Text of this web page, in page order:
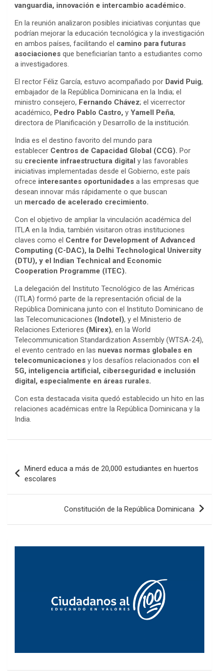
vanguardia, innovación e intercambio académico.
En la reunión analizaron posibles iniciativas conjuntas que
podrían mejorar la educación tecnológica y la investigación
en ambos países, facilitando el camino para futuras
asociaciones que beneficiarían tanto a estudiantes como
a investigadores.
El rector Féliz García, estuvo acompañado por David Puig,
embajador de la República Dominicana en la India; el
ministro consejero, Fernando Chávez; el vicerrector
académico, Pedro Pablo Castro, y Yamell Peña,
directora de Planificación y Desarrollo de la institución.
India es el destino favorito del mundo para
establecer Centros de Capacidad Global (CCG). Por
su creciente infraestructura digital y las favorables
iniciativas implementadas desde el Gobierno, este país
ofrece interesantes oportunidades a las empresas que
desean innovar más rápidamente o que buscan
un mercado de acelerado crecimiento.
Con el objetivo de ampliar la vinculación académica del
ITLA en la India, también visitaron otras instituciones
claves como el Centre for Development of Advanced
Computing (C-DAC), la Delhi Technological University
(DTU), y el Indian Technical and Economic
Cooperation Programme (ITEC).
La delegación del Instituto Tecnológico de las Américas
(ITLA) formó parte de la representación oficial de la
República Dominicana junto con el Instituto Dominicano de
las Telecomunicaciones (Indotel), y el Ministerio de
Relaciones Exteriores (Mirex), en la World
Telecommunication Standardization Assembly (WTSA-24),
el evento centrado en las nuevas normas globales en
telecomunicaciones y los desafíos relacionados con el
5G, inteligencia artificial, ciberseguridad e inclusión
digital, especialmente en áreas rurales.
Con esta destacada visita quedó establecido un hito en las
relaciones académicas entre la República Dominicana y la
India.
de
entradas
Minerd educa a más de 20,000 estudiantes en huertos
escolares
Constitución de la República Dominicana